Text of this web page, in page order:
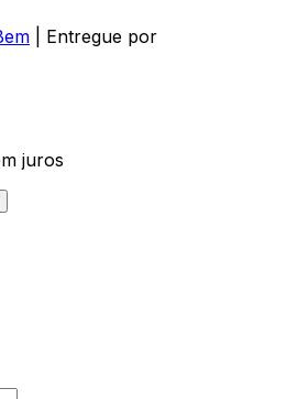
| Entregue por
juros